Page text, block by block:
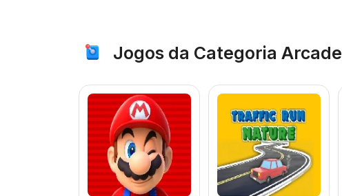
Jogos da Categoria Arcade